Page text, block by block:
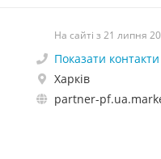
На сайті з 21 липня
Показати контакти
Харків
partner-